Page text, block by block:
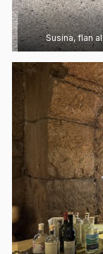
Susina, flan